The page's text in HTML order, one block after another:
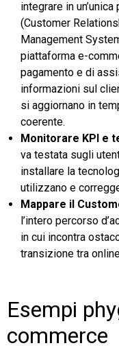
integrare in
(Customer
Management
piattaforma e-
pagamento e di
informazioni sul
si aggiornano in
coerente.
Monitorare KPI e
va testata sugli
installare la
utilizzano e
Mappare il
l’intero percorso
in cui incontra
transizione tra
Esempi
commerce